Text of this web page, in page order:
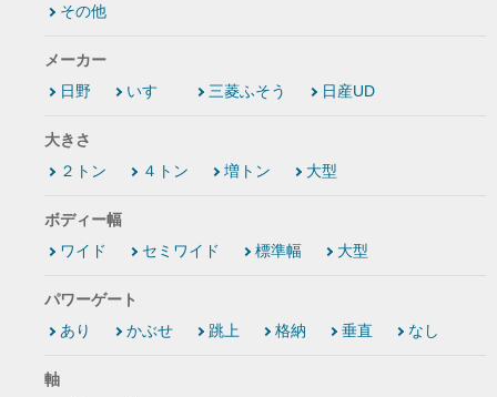
その他
メーカー
日野
いすゞ 三菱ふそう 日産UD
大きさ
２トン
４トン 増トン 大型
ボディー幅
ワイド
セミワイド 標準幅 大型
パワーゲート
あり
かぶせ 跳上 格納 垂直 なし
軸